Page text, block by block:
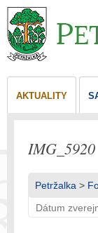
AKTUALITY
IMG_5920
Petržalka >
Dátum